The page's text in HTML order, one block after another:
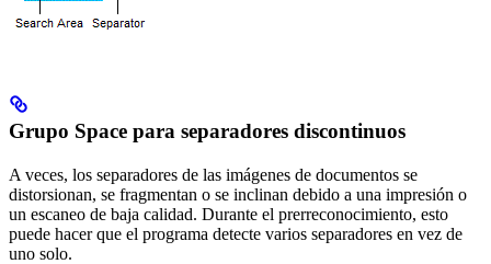
Grupo Space para separadores discontinuos
A veces, los separadores de las imágenes de documentos se
distorsionan, se fragmentan o se inclinan debido a una impresión o
un escaneo de baja calidad. Durante el prerreconocimiento, esto
puede hacer que el programa detecte varios separadores en vez de
uno solo.